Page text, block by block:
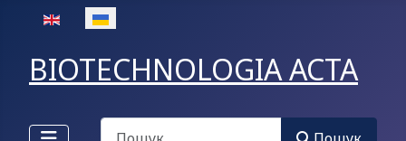
Оберіть свою мову
BIOTECHNOLOGIA ACTA
Пошук